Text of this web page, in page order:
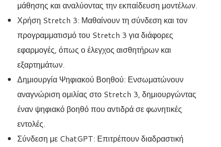
μάθησης και αναλύοντας την εκπαίδευση μοντέλων.
Χρήση Stretch 3: Μαθαίνουν τη σύνδεση και τον
προγραμματισμό του Stretch 3 για διάφορες
εφαρμογές, όπως ο έλεγχος αισθητήρων και
εξαρτημάτων.
Δημιουργία Ψηφιακού Βοηθού: Ενσωματώνουν
αναγνώριση ομιλίας στο Stretch 3, δημιουργώντας
έναν ψηφιακό βοηθό που αντιδρά σε φωνητικές
εντολές.
Σύνδεση με ChatGPT: Επιτρέπουν διαδραστική